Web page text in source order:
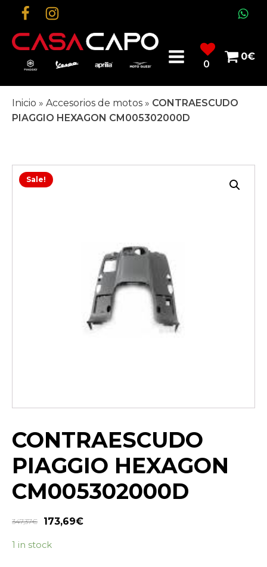
0
0€
Inicio » Accesorios de motos » CONTRAESCUDO
PIAGGIO HEXAGON CM005302000D
Sale!
CONTRAESCUDO
PIAGGIO HEXAGON
CM005302000D
347,37€ 173,69€
1 in stock